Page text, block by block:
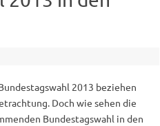
2013 beziehen
Doch wie sehen die
Bundestagswahl in den